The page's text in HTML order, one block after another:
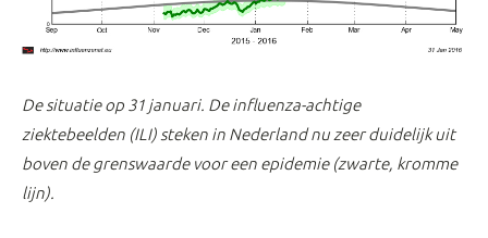
De situatie op 31 januari. De influenza-achtige
ziektebeelden (ILI) steken in Nederland nu zeer duidelijk uit
boven de grenswaarde voor een epidemie (zwarte, kromme
lijn).